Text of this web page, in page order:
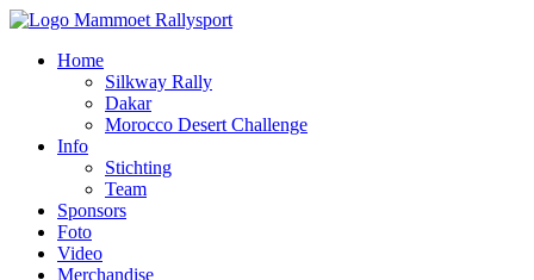
Home
Silkway Rally
Dakar
Morocco Desert Challenge
Info
Stichting
Team
Sponsors
Foto
Video
Merchandise